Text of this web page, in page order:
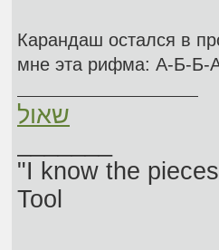
Карандаш остался в
мне эта рифма: А-Б-Б-А
שאול
"I know the
Tool